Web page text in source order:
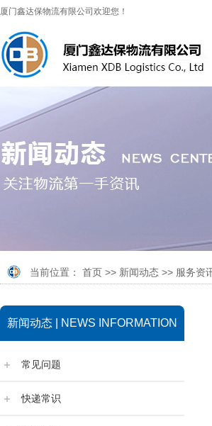
厦门鑫达保物流有限公司欢迎您！
当前位置： 首页 >> 新闻动态 >> 服务资
新闻动态 | NEWS INFORMATION
常见问题
快递常识